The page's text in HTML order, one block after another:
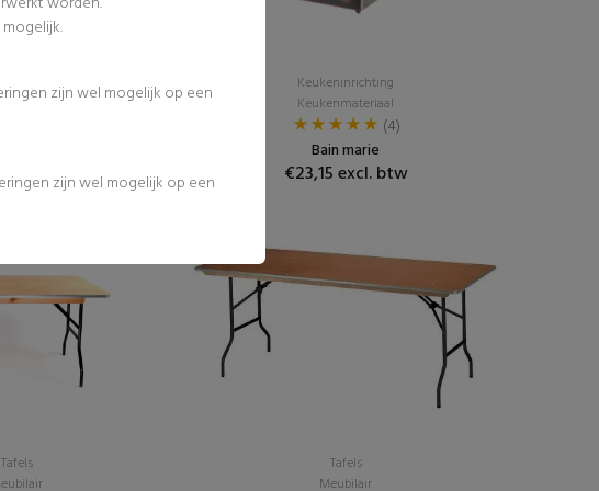
(0)
Keukeninrichting
Keukenmateriaal
(4)
Bain marie
€23,15 excl. btw
Tafels
Tafels
Meubilair
mogelijk.
zijn wel mogelijk op een
zijn wel mogelijk op een